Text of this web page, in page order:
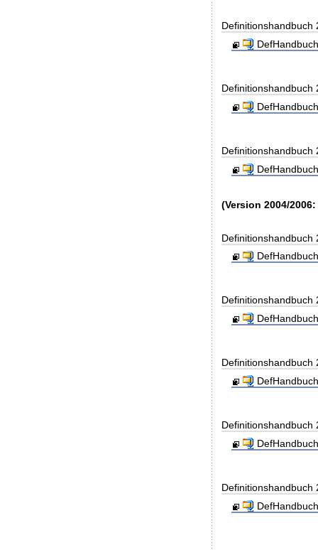
Definitionshandbuch
Definitionshandbuch
Definitionshandbuch
(Version 2004/
Definitionshandbuch
Definitionshandbuch
Definitionshandbuch
Definitionshandbuch
Definitionshandbuch